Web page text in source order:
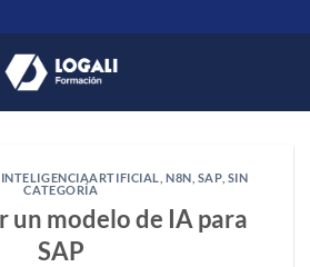
INTELIGENCIAARTIFICIAL ,N8N SAP, SIN
CATEGORÍA
un modelo de IA para
SAP